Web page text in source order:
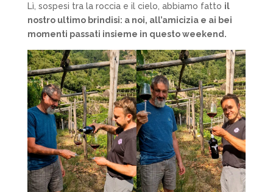
Lì, sospesi tra la roccia e il cielo, abbiamo fatto il
nostro ultimo brindisi: a noi, all’amicizia e ai bei
momenti passati insieme in questo weekend.